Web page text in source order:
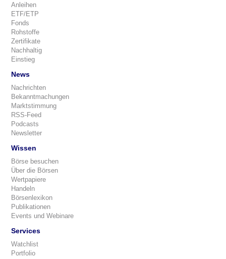
Anleihen
ETF/ETP
Fonds
Rohstoffe
Zertifikate
Nachhaltig
Einstieg
News
Nachrichten
Bekanntmachungen
Marktstimmung
RSS-Feed
Podcasts
Newsletter
Wissen
Börse besuchen
Über die Börsen
Wertpapiere
Handeln
Börsenlexikon
Publikationen
Events und Webinare
Services
Watchlist
Portfolio